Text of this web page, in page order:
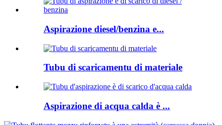
Aspirazione diesel/benzina e...
Tubu di scaricamentu di materiale
Aspirazione di acqua calda è ...